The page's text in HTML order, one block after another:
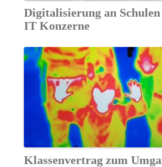
Digitalisierung an
IT Konzerne
Klassenvertrag zum